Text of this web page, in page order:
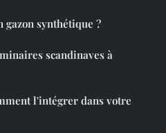
gazon synthétique ?
scandinaves à
l'intégrer dans votre